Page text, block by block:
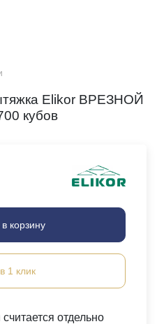
Elikor ВРЕЗНОЙ
кубов
корзину
1 клик
отдельно